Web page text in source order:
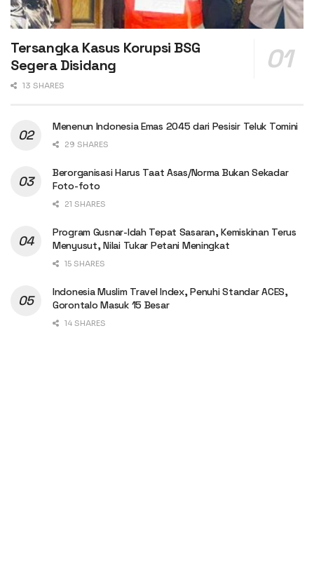
Tersangka Kasus Korupsi BSG
Segera Disidang
13 SHARES
Menenun Indonesia Emas 2045 dari Pesisir Teluk Tomini
29 SHARES
Berorganisasi Harus Taat Asas/Norma Bukan Sekadar
Foto-foto
21 SHARES
Program Gusnar-Idah Tepat Sasaran, Kemiskinan Terus
Menyusut, Nilai Tukar Petani Meningkat
15 SHARES
Indonesia Muslim Travel Index, Penuhi Standar ACES,
Gorontalo Masuk 15 Besar
14 SHARES